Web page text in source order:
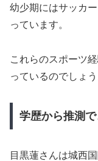
幼少期にはサッカ
っています。
これらのスポーツ
っているのでしょう
学歴から推測
目黒蓮さんは城西